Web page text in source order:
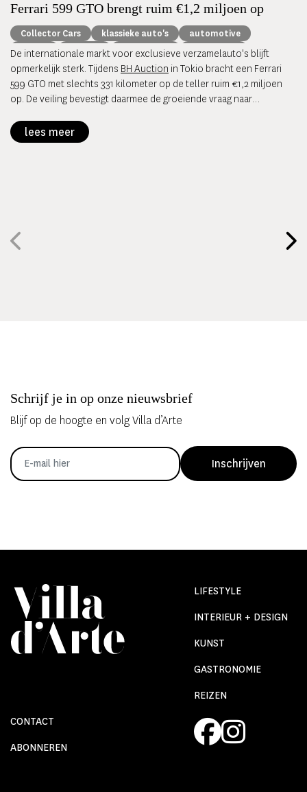
Ferrari 599 GTO brengt ruim €1,2 miljoen op
Collector Cars klassieke auto's
automotive
Ferrari
Porsche Alfa Romeo BH Auction
De internationale markt voor exclusieve verzamelauto's blijft
opmerkelijk sterk. Tijdens BH Auction in Tokio bracht een Ferrari
599 GTO met slechts 331 kilometer op de teller ruim €1,2 miljoen
op. De veiling bevestigt daarmee de groeiende vraag naar
tweeduizend.
lees meer
Schrijf je in op onze nieuwsbrief
Blijf op de hoogte en volg Villa d’Arte
Inschrijven
LIFESTYLE
INTERIEUR + DESIGN
KUNST
GASTRONOMIE
REIZEN
CONTACT
ABONNEREN